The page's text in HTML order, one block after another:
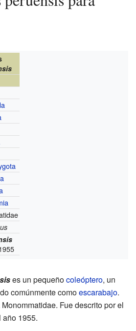
es un pequeñocoleóptero, un
comúnmente comoescarabajo.
Monommatidae. Fue descrito por el
año 1955.